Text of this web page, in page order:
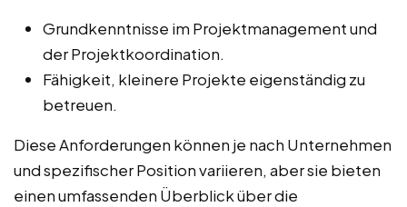
Grundkenntnisse im Projektmanagement und
der Projektkoordination.
Fähigkeit, kleinere Projekte eigenständig zu
betreuen.
Diese Anforderungen können je nach Unternehmen
und spezifischer Position variieren, aber sie bieten
einen umfassenden Überblick über die